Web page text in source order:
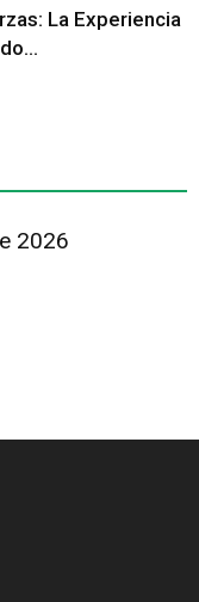
La Experiencia
2026